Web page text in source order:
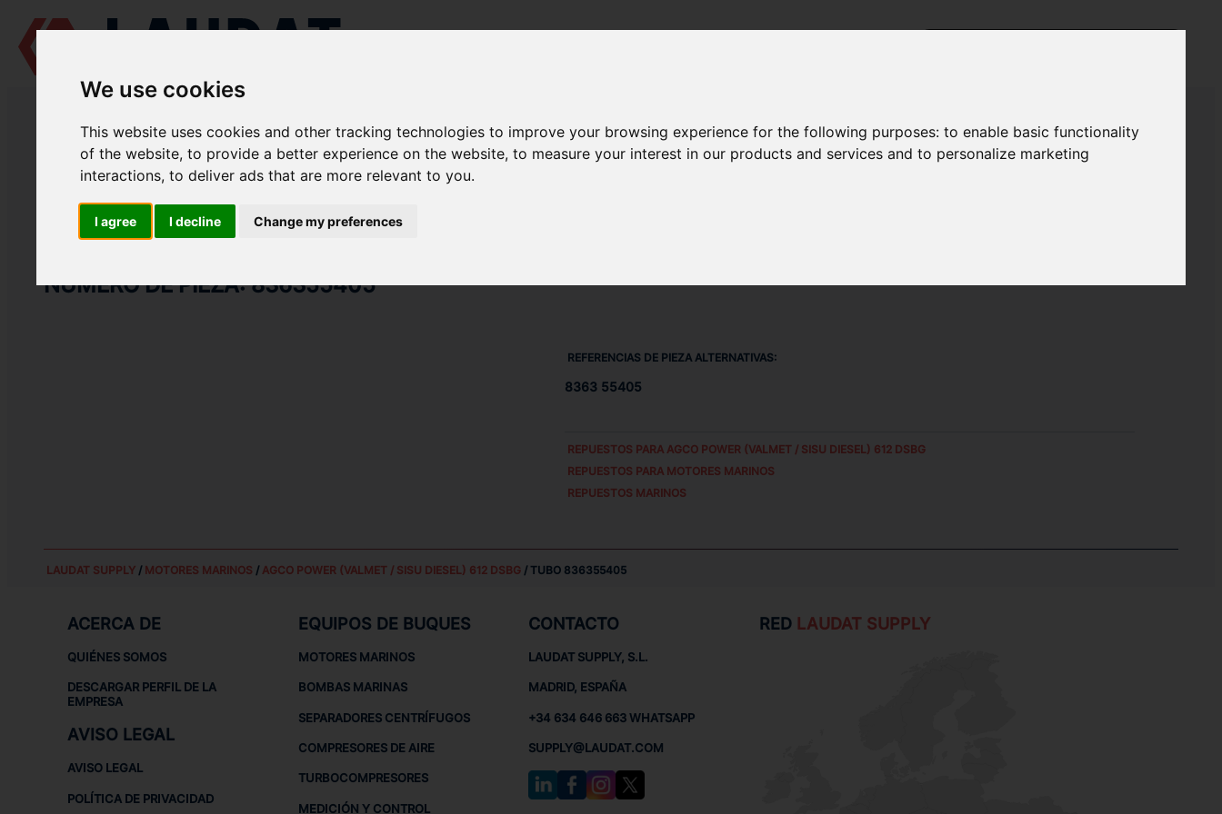
We use cookies
This website uses cookies and other tracking technologies to improve your browsing experience for the following purposes:to enable basic functionality
of the website,to provide a better experience on the website,to measure your interest in our products and services and to personalize marketing
interactions,to deliver ads that are more relevant to you.
I agree I decline Change my preferences
LAUDAT SUPPLY
AGCO POWER (VALMET / SISU DIESEL)
612 DSBG
CATEGORIA DE BOMBA DE REFRIGERANTE
NÚMERO DE PIEZA: 836355405
REFERENCIAS DE PIEZA ALTERNATIVAS:
8363 55405
REPUESTOS PARA AGCO POWER (VALMET / SISU DIESEL) 612 DSBG
REPUESTOS PARA MOTORES MARINOS
REPUESTOS MARINOS
LAUDAT SUPPLY/ MOTORES MARINOS / AGCO POWER (VALMET / SISU DIESEL) 612 DSBG/ TUBO 836355405
ACERCA DE
QUIÉNES SOMOS
DESCARGAR PERFIL DE LA
EMPRESA
AVISO LEGAL
AVISO LEGAL
POLÍTICA DE PRIVACIDAD
EQUIPOS DE BUQUES
MOTORES MARINOS
BOMBAS MARINAS
SEPARADORES CENTRÍFUGOS
COMPRESORES DE AIRE
TURBOCOMPRESORES
MEDICIÓN Y CONTROL
CONTACTO
LAUDAT SUPPLY, S.L.
MADRID, ESPAÑA
+34 634 646 663 WHATSAPP
SUPPLY@LAUDAT.COM
RED LAUDAT SUPPLY